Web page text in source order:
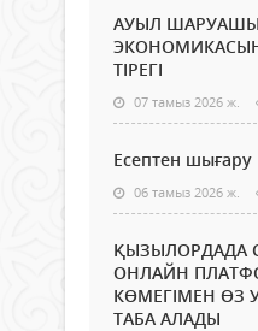
АУЫЛ
ТІРЕГІ
07 тамыз 2026 ж.
Есептен шығару
06 тамыз 2026 ж.
ҚЫЗЫЛОРДАДА
ОНЛАЙН
КӨМЕГІМЕН ӨЗ
ТАБА АЛАДЫ